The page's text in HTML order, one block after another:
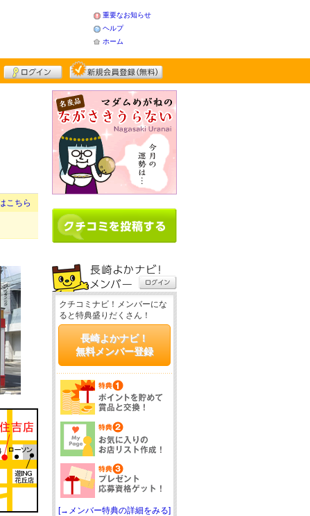
重要なお知らせ
ヘルプ
ホーム
こちら
クチコミナビ！メンバーにな
ると特典盛りだくさん！
長崎よかナビ！
無料メンバー登録
[→メンバー特典の詳細をみる]